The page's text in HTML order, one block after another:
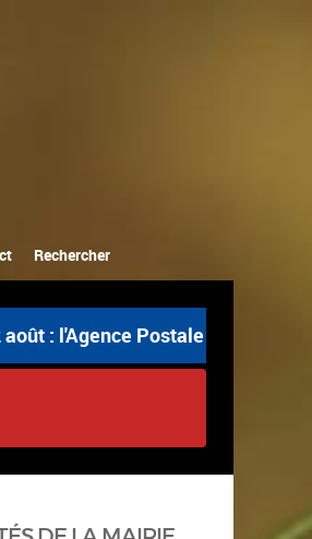
Rechercher
Postale Communale est